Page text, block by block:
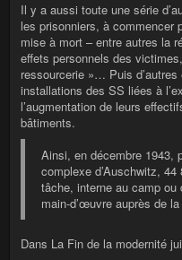
Il y a aussi toute une série
les prisonniers, à commencer
mise à mort – entre autres la
effets personnels des
ressourcerie »… Puis
installations des SS liées à
l’augmentation de leurs
bâtiments.
Ainsi, en décembre 1943,
complexe d’Auschwitz, 44
tâche, interne au camp
main-d’œuvre auprès de
Dans La Fin de la modernité